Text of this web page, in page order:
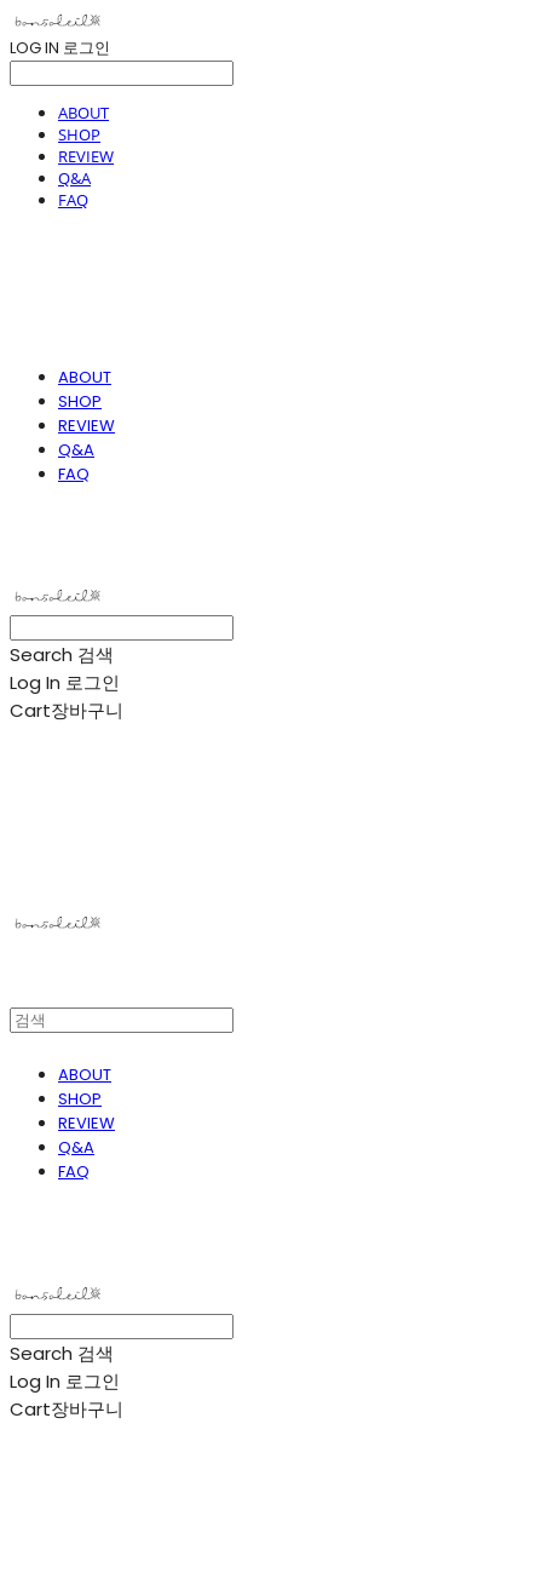
LOG IN 로그인
ABOUT
SHOP
REVIEW
Q&A
FAQ
ABOUT
SHOP
REVIEW
Q&A
FAQ
Search 검색
Log In 로그인
Cart장바구니
ABOUT
SHOP
REVIEW
Q&A
FAQ
Search 검색
Log In 로그인
Cart장바구니